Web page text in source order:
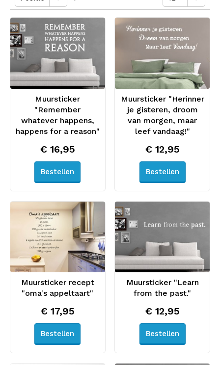
Muursticker
"Remember
whatever happens,
happens for a reason"
€ 16,95
Bestellen
Muursticker "Herinner
je gisteren, droom
van morgen, maar
leef vandaag!"
€ 12,95
Bestellen
Muursticker recept
"oma's appeltaart"
€ 17,95
Bestellen
Muursticker "Learn
from the past."
€ 12,95
Bestellen